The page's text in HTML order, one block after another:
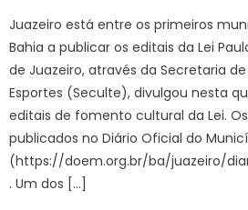
Juazeiro está entre os primeiros
Bahia a publicar os editais da Lei
de Juazeiro, através da Secretaria
Esportes (Seculte), divulgou nesta
editais de fomento cultural da Lei.
publicados no Diário Oficial do
(https://doem.org.br/ba/juazeiro/
. Um dos […]